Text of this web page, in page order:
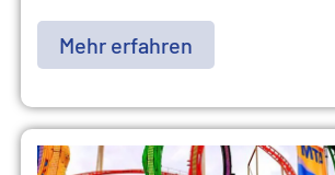
Mehr erfahren